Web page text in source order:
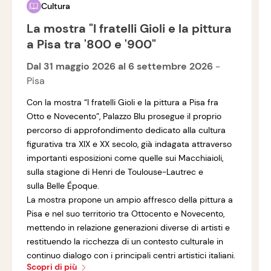
Cultura
La mostra "I fratelli Gioli e la pittura
a Pisa tra '800 e '900"
Dal 31 maggio 2026 al 6 settembre 2026 -
Pisa
Con la mostra “I fratelli Gioli e la pittura a Pisa fra
Otto e Novecento”, Palazzo Blu prosegue il proprio
percorso di approfondimento dedicato alla cultura
figurativa tra XIX e XX secolo, già indagata attraverso
importanti esposizioni come quelle sui Macchiaioli,
sulla stagione di Henri de Toulouse-Lautrec e
sulla Belle Époque.
La mostra propone un ampio affresco della pittura a
Pisa e nel suo territorio tra Ottocento e Novecento,
mettendo in relazione generazioni diverse di artisti e
restituendo la ricchezza di un contesto culturale in
continuo dialogo con i principali centri artistici italiani.
Scopri di più